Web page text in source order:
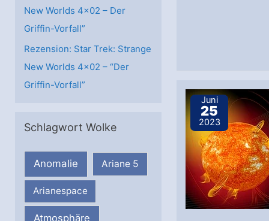
New Worlds 4×02 – Der
Griffin-Vorfall”
Rezension: Star Trek: Strange
New Worlds 4×02 – “Der
Griffin-Vorfall”
Schlagwort Wolke
Anomalie Ariane 5
Arianespace
Atmosphäre
Juni
25
2023